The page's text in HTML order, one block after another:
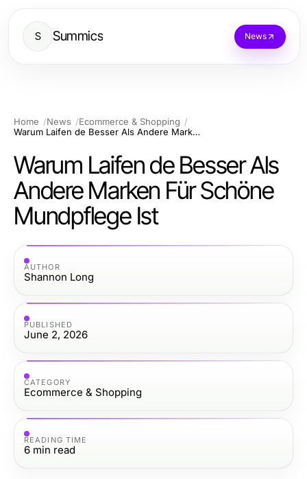
S Summics News
Home News
Ecommerce & Shopping
Warum Laifen de Besser Als Andere Marken Für Schöne Mundpflege Ist
Warum Laifen de Besser Als
Andere Marken Für Schöne
Mundpflege Ist
AUTHOR
Shannon Long
PUBLISHED
June 2, 2026
CATEGORY
Ecommerce & Shopping
READING TIME
6 min read